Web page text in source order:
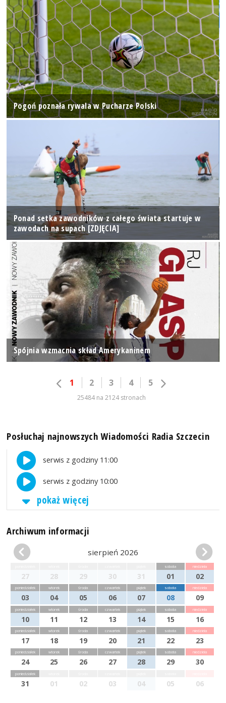
Pogoń poznała rywala w Pucharze Polski
Ponad setka zawodników z całego świata startuje w
zawodach na supach [ZDJĘCIA]
Spójnia wzmacnia skład Amerykaninem
1 2 3 4 5
25484 na 2124 stronach
Posłuchaj najnowszych Wiadomości Radia Szczecin
serwis z godziny 11:00
serwis z godziny 10:00
pokaż więcej
Archiwum informacji
sierpień 2026
27 28 29 30 31
sobota
01
niedziela
02
poniedziałek
03
wtorek
04
środa
05
czwartek
06
piątek
07
sobota
08
niedziela
09
poniedziałek
10
wtorek
11
środa
12
czwartek
13
piątek
14
sobota
15
niedziela
16
poniedziałek
17
wtorek
18
środa
19
czwartek
20
piątek
21
sobota
22
niedziela
23
poniedziałek
24
wtorek
25
środa
26
czwartek
27
piątek
28
sobota
29
niedziela
30
poniedziałek
31 01 02 03 04 05 06